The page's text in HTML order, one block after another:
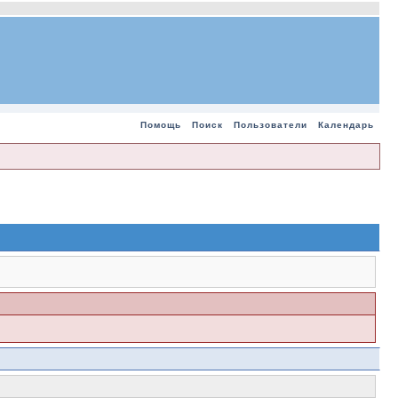
Помощь Поиск Пользователи Календарь